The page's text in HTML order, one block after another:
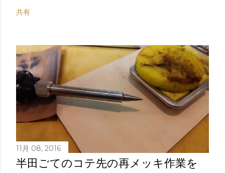
共有
11月 08, 2016
半田ごてのコテ先の再メッキ作業を